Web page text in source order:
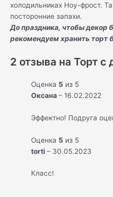
холодильниках Ноу-фрост.
посторонние запахи.
До праздника, чтобы декор
рекомендуем хранить торт
2 отзыва на Торт с
Оценка 5 из 5
Оксана– 16.02.2022
Эффектно! Подруга
Оценка 5 из 5
torti– 30.05.2023
Класс!